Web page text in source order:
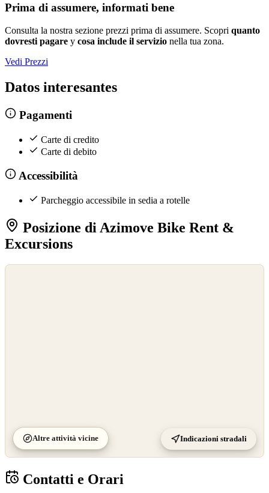
Prima di assumere, informati bene
Consulta la nostra sezione prezzi prima di assumere. Scopri quanto
dovresti pagare y cosa include il servizio nella tua zona.
Vedi Prezzi
Datos interesantes
Pagamenti
Carte di credito
Carte di debito
Accessibilità
Parcheggio accessibile in sedia a rotelle
Posizione di Azimove Bike Rent &
Excursions
Altre attività vicine Indicazioni stradali
Contatti e Orari